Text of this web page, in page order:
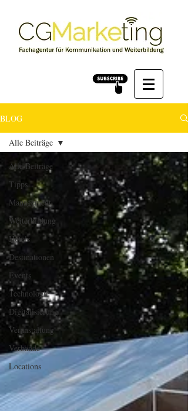
BLOG
Alle Beiträge
Tipps
Management
Weiterbildung
Hotels
Destinationen
Events
Technologie
Digitalisierung
Veranstaltung
Verbände
Locations
Alle Beiträge